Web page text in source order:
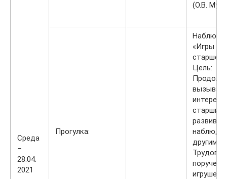
Среда
–
28.04.
2021
(О.В.
Прогулка:
«Игры
старшей
Цель:
интерес к
старшим
другими
игрушек